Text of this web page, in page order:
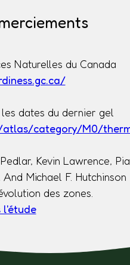
Naturelles du Canada
dates du dernier gel
atlas/category/M0/
Kevin Lawrence, Pia
Michael F. Hutchinson
des zones.
l'étude